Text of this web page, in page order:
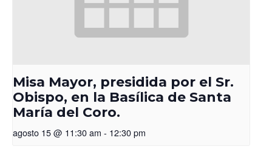
Misa Mayor, presidida por el Sr.
Obispo, en la Basílica de Santa
María del Coro.
agosto 15 @ 11:30 am - 12:30 pm